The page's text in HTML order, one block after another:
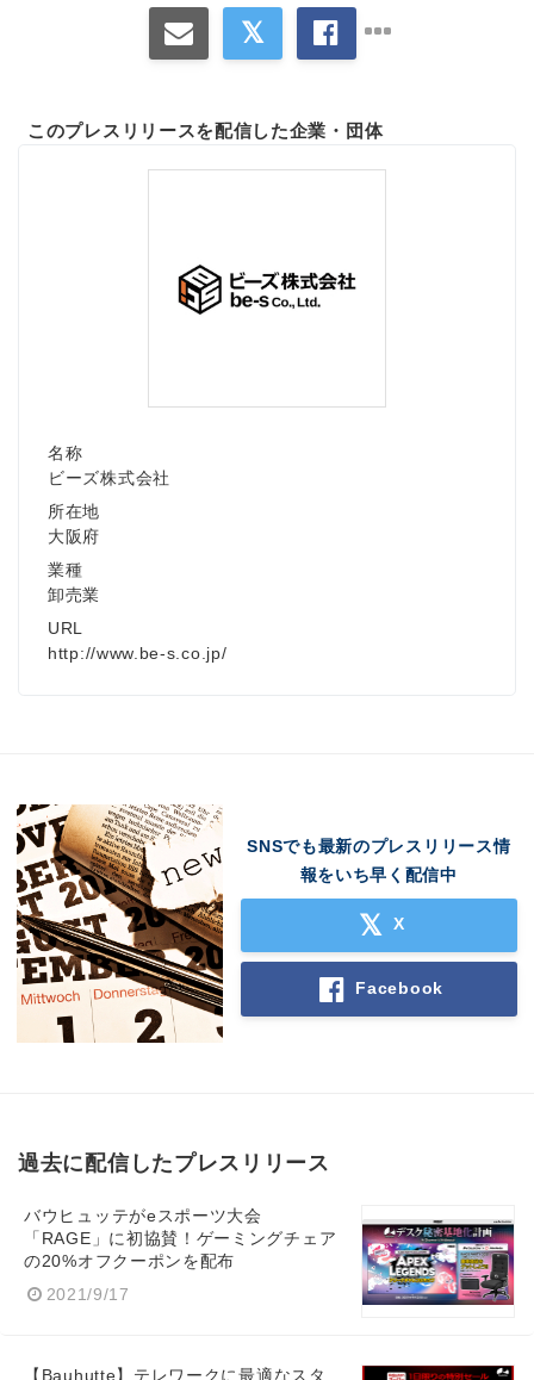
このプレスリリースを配信した企業・団体
名称
ビーズ株式会社
所在地
大阪府
業種
卸売業
URL
http://www.be-s.co.jp/
SNSでも最新のプレスリリース情
報をいち早く配信中
X
Facebook
過去に配信したプレスリリース
バウヒュッテがeスポーツ大会
「RAGE」に初協賛！ゲーミングチェア
の20%オフクーポンを配布
2021/9/17
【Bauhutte】テレワークに最適なスタ